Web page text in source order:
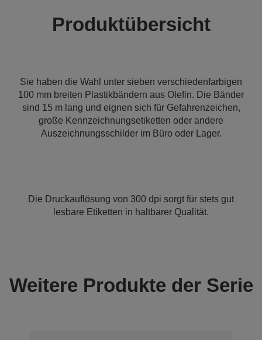
Produktübersicht
Sie haben die Wahl unter sieben verschiedenfarbigen
100 mm breiten Plastikbändern aus Olefin. Die Bänder
sind 15 m lang und eignen sich für Gefahrenzeichen,
große Kennzeichnungsetiketten oder andere
Auszeichnungsschilder im Büro oder Lager.
Die Druckauflösung von 300 dpi sorgt für stets gut
lesbare Etiketten in haltbarer Qualität.
Weitere Produkte der Serie